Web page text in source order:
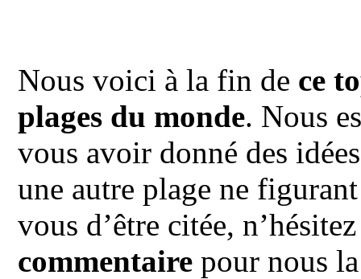
Nous voici à la fin de ce
plages du monde. Nous
vous avoir donné des
une autre plage ne
vous d’être citée,
commentaire pour nous